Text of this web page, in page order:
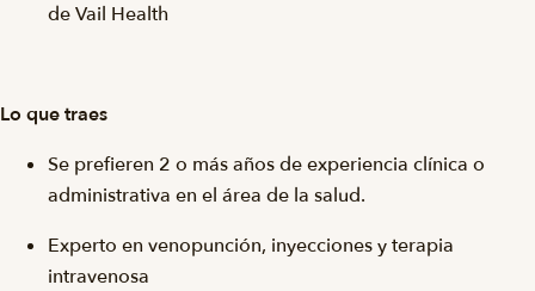
de Vail Health
Lo que traes
Se prefieren 2 o más años de experiencia clínica o
administrativa en el área de la salud.
Experto en venopunción, inyecciones y terapia
intravenosa